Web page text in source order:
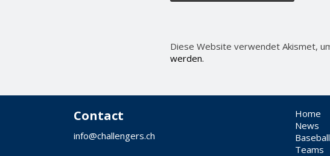
Diese Website verwendet Akismet,
werden.
Contact
info@challengers.ch
Home
News
Teams